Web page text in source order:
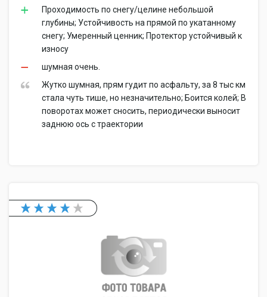
Проходимость по снегу/целине небольшой
глубины; Устойчивость на прямой по укатанному
снегу; Умеренный ценник; Протектор устойчивый к
износу
шумная очень.
Жутко шумная, прям гудит по асфальту, за 8 тыс км
стала чуть тише, но незначительно; Боится колей; В
поворотах может сносить, периодически выносит
заднюю ось с траектории